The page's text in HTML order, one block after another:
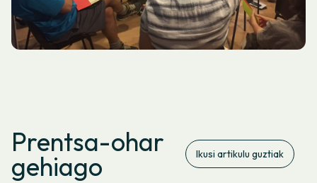
Prentsa-ohar
gehiago Ikusi artikulu guztiak